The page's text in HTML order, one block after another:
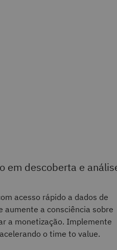
em descoberta e
acesso rápido a dados de
aumente a consciência sobre
a monetização. Implemente
o time to value.